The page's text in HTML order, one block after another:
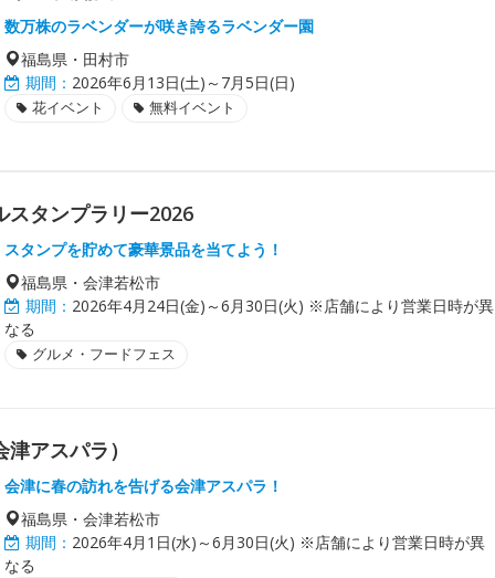
数万株のラベンダーが咲き誇るラベンダー園
福島県・田村市
期間： 2026年6月13日(土)～7月5日(日)
花イベント 無料イベント
スタンプラリー2026
スタンプを貯めて豪華景品を当てよう！
福島県・会津若松市
期間： 2026年4月24日(金)～6月30日(火) ※店舗により営業日時が異
なる
グルメ・フードフェス
アスパラ）
会津に春の訪れを告げる会津アスパラ！
福島県・会津若松市
期間： 2026年4月1日(水)～6月30日(火) ※店舗により営業日時が異
なる